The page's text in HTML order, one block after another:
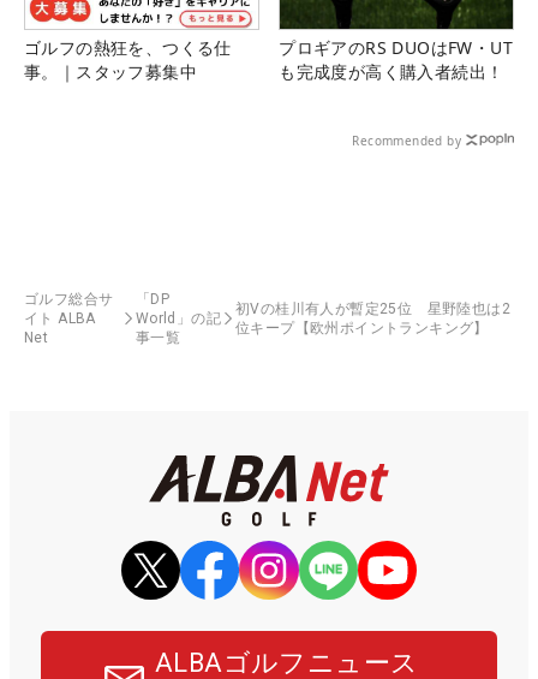
ゴルフの熱狂を、つくる仕
事。｜スタッフ募集中
プロギアのRS DUOはFW・UT
も完成度が高く購入者続出！
Recommended by
ゴルフ総合サ
イト ALBA
Net
「DP
World」の記
事一覧
初Vの桂川有人が暫定25位 星野陸也は2
位キープ【欧州ポイントランキング】
ALBAゴルフニュース